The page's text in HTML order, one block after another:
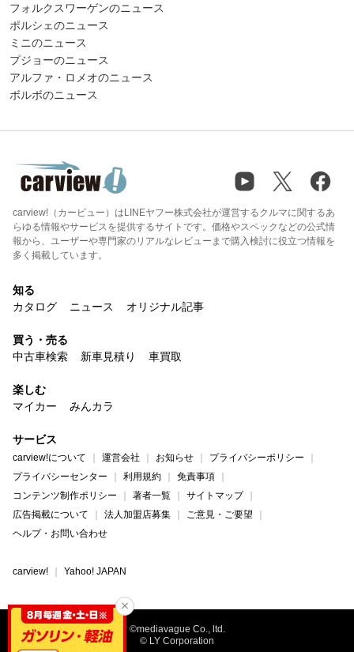
フォルクスワーゲンのニュース
ポルシェのニュース
ミニのニュース
プジョーのニュース
アルファ・ロメオのニュース
ボルボのニュース
carview!（カービュー）はLINEヤフー株式会社が運営するクルマに関するあ
らゆる情報やサービスを提供するサイトです。価格やスペックなどの公式情
報から、ユーザーや専門家のリアルなレビューまで購入検討に役立つ情報を
多く掲載しています。
知る
カタログ
ニュース オリジナル記事
買う・売る
中古車検索
新車見積り 車買取
楽しむ
マイカー
みんカラ
サービス
carview!について 運営会社 お知らせ
プライバシーポリシー
プライバシーセンター
利用規約
免責事項
コンテンツ制作ポリシー
著者一覧
サイトマップ
広告掲載について
法人加盟店募集
ご意見・ご要望
ヘルプ・お問い合わせ
carview! Yahoo! JAPAN
©mediavague Co., ltd.
© LY Corporation